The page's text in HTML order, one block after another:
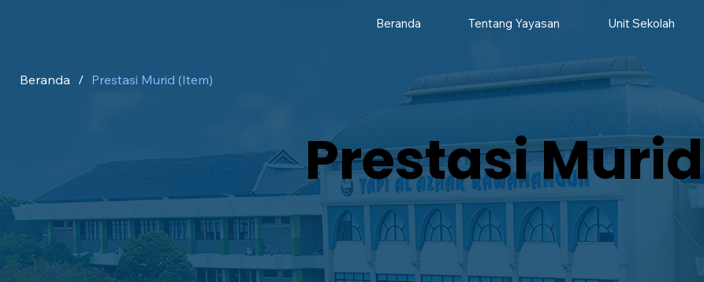
Beranda / Prestasi Murid (Item)
Prestasi Murid
Beranda Tentang Yayasan Unit Sekolah